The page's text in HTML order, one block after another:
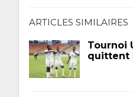
ARTICLES SIMILAIRES
Tournoi
quittent